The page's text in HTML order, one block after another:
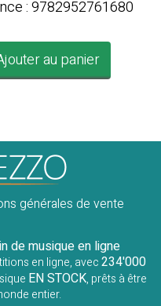
: 9782952761680
au panier
générales de vente
de musique en ligne
en ligne, avec234'000
EN STOCK, prêts à être
entier.